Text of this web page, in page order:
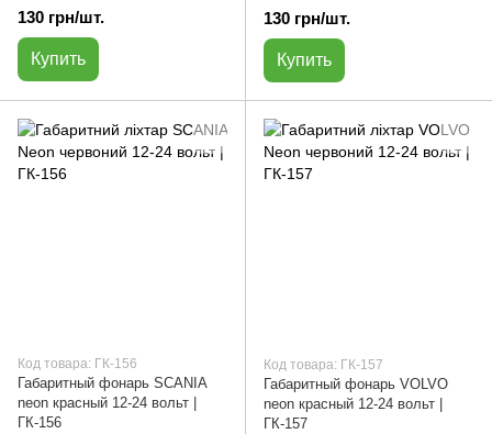
130 грн/шт.
Купить
130 грн/шт.
Купить
Код товара: ГК-156
Габаритный фонарь SCANIA
neon красный 12-24 вольт |
ГК-156
Код товара: ГК-157
Габаритный фонарь VOLVO
neon красный 12-24 вольт |
ГК-157